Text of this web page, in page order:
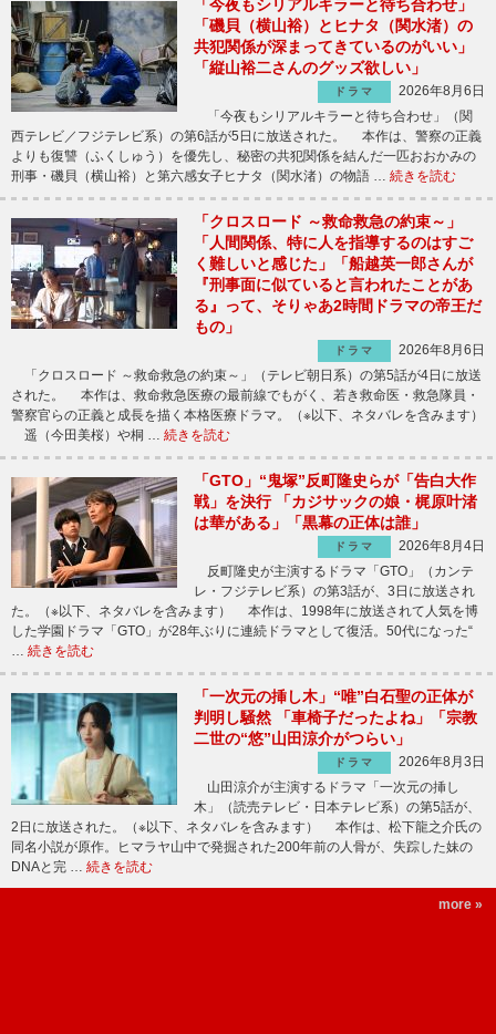
「今夜もシリアルキラーと待ち合わせ」
「磯貝（横山裕）とヒナタ（関水渚）の
共犯関係が深まってきているのがいい」
「縦山裕二さんのグッズ欲しい」
ドラマ
2026年8月6日
「今夜もシリアルキラーと待ち合わせ」（関
西テレビ／フジテレビ系）の第6話が5日に放送された。 本作は、警察の正義
よりも復讐（ふくしゅう）を優先し、秘密の共犯関係を結んだ一匹おおかみの
刑事・磯貝（横山裕）と第六感女子ヒナタ（関水渚）の物語 … 続きを読む
「クロスロード ～救命救急の約束～」
「人間関係、特に人を指導するのはすご
く難しいと感じた」「船越英一郎さんが
『刑事面に似ていると言われたことがあ
る』って、そりゃあ2時間ドラマの帝王だ
もの」
ドラマ
2026年8月6日
「クロスロード ～救命救急の約束～」（テレビ朝日系）の第5話が4日に放送
された。 本作は、救命救急医療の最前線でもがく、若き救命医・救急隊員・
警察官らの正義と成長を描く本格医療ドラマ。（※以下、ネタバレを含みます）
遥（今田美桜）や桐 … 続きを読む
「GTO」“鬼塚”反町隆史らが「告白大作
戦」を決行 「カジサックの娘・梶原叶渚
は華がある」「黒幕の正体は誰」
ドラマ
2026年8月4日
反町隆史が主演するドラマ「GTO」（カンテ
レ・フジテレビ系）の第3話が、3日に放送され
た。（※以下、ネタバレを含みます） 本作は、1998年に放送されて人気を博
した学園ドラマ「GTO」が28年ぶりに連続ドラマとして復活。50代になった“
… 続きを読む
「一次元の挿し木」“唯”白石聖の正体が
判明し騒然 「車椅子だったよね」「宗教
二世の“悠”山田涼介がつらい」
ドラマ
2026年8月3日
山田涼介が主演するドラマ「一次元の挿し
木」（読売テレビ・日本テレビ系）の第5話が、
2日に放送された。（※以下、ネタバレを含みます） 本作は、松下龍之介氏の
同名小説が原作。ヒマラヤ山中で発掘された200年前の人骨が、失踪した妹の
DNAと完 … 続きを読む
more »